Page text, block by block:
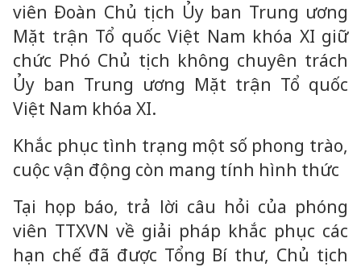
viên Đoàn Chủ tịch Ủy ban Trung ương
Mặt trận Tổ quốc Việt Nam khóa XI giữ
chức Phó Chủ tịch không chuyên trách
Ủy ban Trung ương Mặt trận Tổ quốc
Việt Nam khóa XI.
Khắc phục tình trạng một số phong trào,
cuộc vận động còn mang tính hình thức
Tại họp báo, trả lời câu hỏi của phóng
viên TTXVN về giải pháp khắc phục các
hạn chế đã được Tổng Bí thư, Chủ tịch